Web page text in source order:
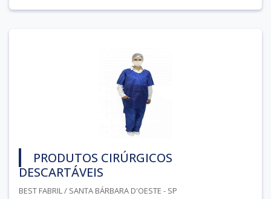
PRODUTOS CIRÚRGICOS
DESCARTÁVEIS
BEST FABRIL / SANTA BÁRBARA D'OESTE - SP